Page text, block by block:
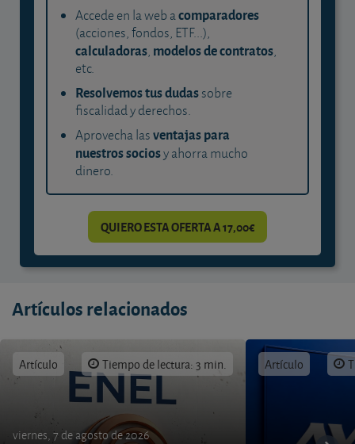
Accede en la web acomparadores
(acciones, fondos, ETF...),
calculadoras, modelos de contratos,
etc.
Resolvemos tus dudassobre
fiscalidad y derechos.
Aprovecha lasventajas para
nuestros sociosy ahorra mucho
dinero.
QUIERO ESTA OFERTA A 17,00€
Artículos relacionados
Artículo Tiempo de lectura: 3 min.
viernes, 7 de agosto de 2026
Artículo